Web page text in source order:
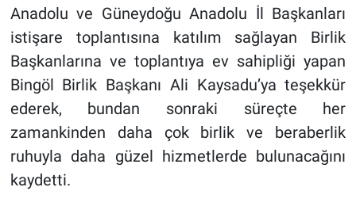
Anadolu ve Güneydoğu Anadolu İl Başkanları
istişare toplantısına katılım sağlayan Birlik
Başkanlarına ve toplantıya ev sahipliği yapan
Bingöl Birlik Başkanı Ali Kaysadu’ya teşekkür
ederek, bundan sonraki süreçte her
zamankinden daha çok birlik ve beraberlik
ruhuyla daha güzel hizmetlerde bulunacağını
kaydetti.